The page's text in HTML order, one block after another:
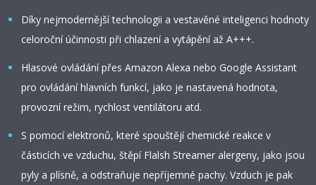
Díky nejmodernější technologii a vestavěné inteligenci hodnoty
celoroční účinnosti při chlazení a vytápění až A+++.
Hlasové ovládání přes Amazon Alexa nebo Google Assistant
pro ovládání hlavních funkcí, jako je nastavená hodnota,
provozní režim, rychlost ventilátoru atd.
S pomocí elektronů, které spouštějí chemické reakce v
částicích ve vzduchu, štěpí Flalsh Streamer alergeny, jako jsou
pyly a plísně, a odstraňuje nepříjemné pachy. Vzduch je pak